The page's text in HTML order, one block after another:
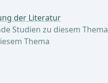
der Literatur
Studien zu diesem Thema
Thema